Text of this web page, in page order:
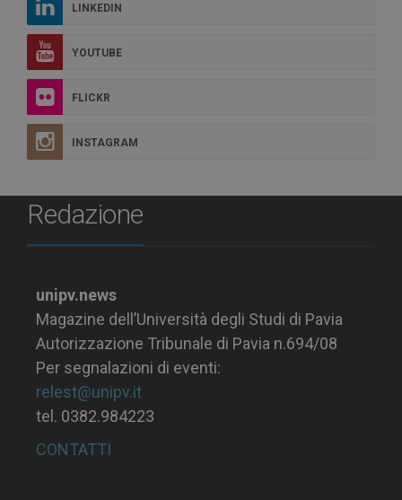
LINKEDIN
YOUTUBE
FLICKR
INSTAGRAM
Redazione
unipv.news
Magazine dell’Università degli Studi di Pavia
Autorizzazione Tribunale di Pavia n.694/08
Per segnalazioni di eventi:
relest@unipv.it
tel. 0382.984223
CONTATTI